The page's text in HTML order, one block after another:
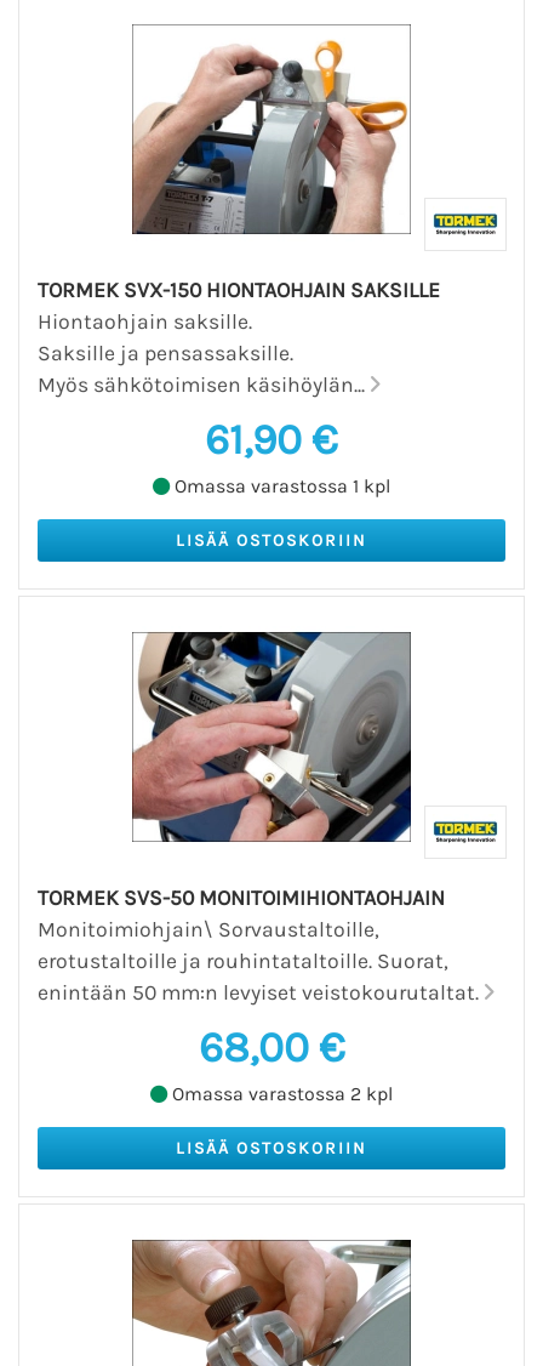
TORMEK SVX-150 HIONTAOHJAIN SAKSILLE
Hiontaohjain saksille.
Saksille ja pensassaksille.
Myös sähkötoimisen käsihöylän...
61,90 €
Omassa varastossa 1 kpl
TORMEK SVS-50 MONITOIMIHIONTAOHJAIN
Monitoimiohjain\ Sorvaustaltoille,
erotustaltoille ja rouhintataltoille. Suorat,
enintään 50 mm:n levyiset veistokourutaltat.
68,00 €
Omassa varastossa 2 kpl